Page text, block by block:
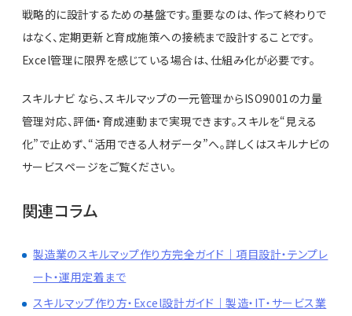
戦略的に設計するための基盤です。重要なのは、作って終わりで
はなく、定期更新と育成施策への接続まで設計することです。
Excel管理に限界を感じている場合は、仕組み化が必要です。
スキルナビ なら、スキルマップの一元管理からISO9001の力量
管理対応、評価・育成連動まで実現できます。スキルを“見える
化”で止めず、“活用できる人材データ”へ。詳しくはスキルナビの
サービスページをご覧ください。
関連コラム
製造業のスキルマップ作り方完全ガイド｜項目設計・テンプレ
ート・運用定着まで
スキルマップ作り方・Excel設計ガイド｜製造・IT・サービス業